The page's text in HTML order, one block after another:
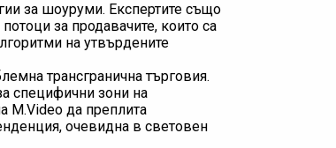
за шоуруми. Експертите също
за продавачите, които са
на утвърдените
трансгранична търговия.
специфични зони на
M.Video да преплита
очевидна в световен